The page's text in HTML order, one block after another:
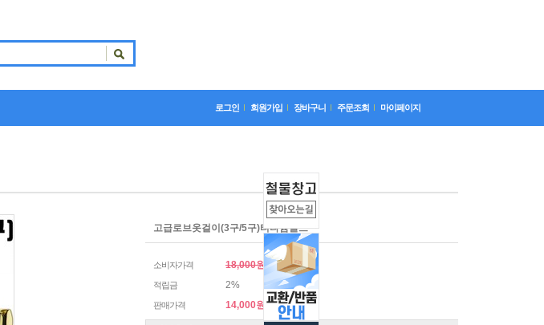
로그인 회원가입 장바구니 주문조회 마이페이지
고급로브옷걸이(3구/5구)티타늄골드
소비자가격 18,000원
적립금 2%
판매가격 14,000원